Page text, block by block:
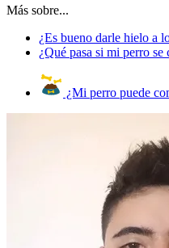
Más sobre...
¿Es bueno darle hielo a
¿Qué pasa si mi perro se
¿Mi perro puede